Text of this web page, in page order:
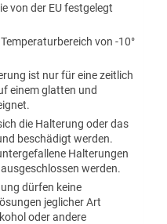
von der EU festgelegt
von -10°
ist nur für eine zeitlich
einem glatten und
die Halterung oder das
beschädigt werden.
Halterungen
werden.
dürfen keine
jeglicher Art
oder andere